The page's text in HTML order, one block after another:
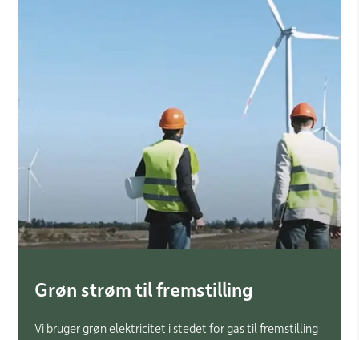
Grøn strøm til fremstilling
Vi bruger grøn elektricitet i stedet for gas til fremstilling